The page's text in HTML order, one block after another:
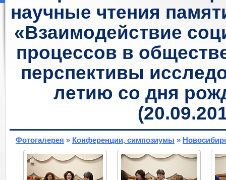
научные чтения
«Взаимодействие
процессов в
перспективы
летию со дня
Фотогалерея » Конференции, симпозиумы »